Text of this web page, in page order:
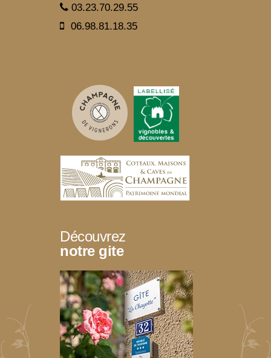
03.23.70.29.55
06.98.81.18.35
Découvrez
notre gite